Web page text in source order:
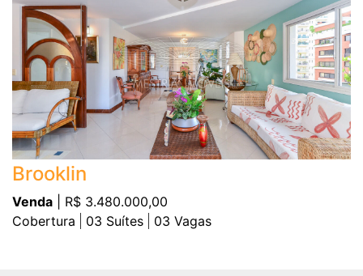
Brooklin
Venda | R$ 3.480.000,00
Cobertura
03 Suítes 03 Vagas